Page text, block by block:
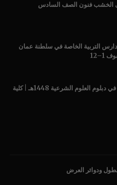
الخشب فنون الصف السادس
التربية الخاصة في سلطنة عمان
إعلان فتح التسجيل في دبلوم العلوم الشرعية 1448هـ | كلية
ودوائر العرض